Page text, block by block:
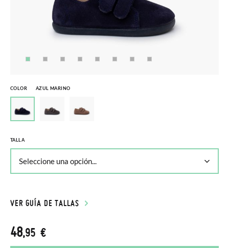
COLOR AZUL MARINO
TALLA
VER GUÍA DE TALLAS
48,95 €